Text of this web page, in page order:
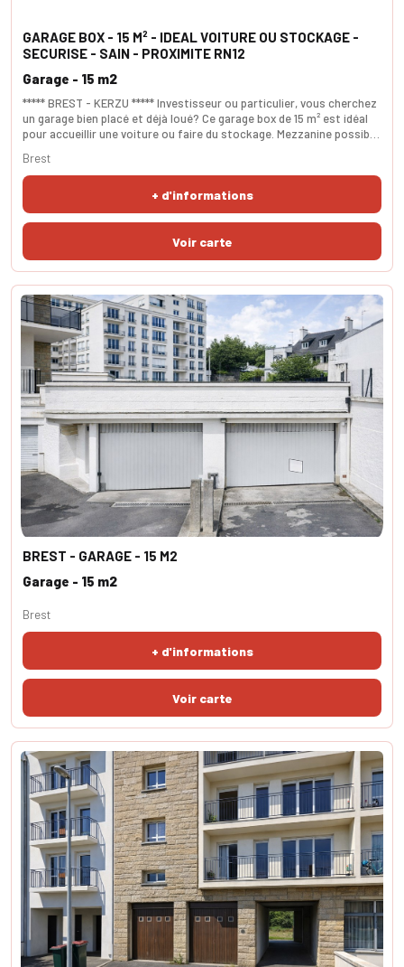
GARAGE BOX - 15 M² - IDEAL VOITURE OU STOCKAGE -
SECURISE - SAIN - PROXIMITE RN12
***** BREST - KERZU ***** Investisseur ou particulier, vous cherchez
un garage bien placé et déjà loué? Ce garage box de 15 m² est idéal
pour accueillir une voiture ou faire du stockage. Mezzanine possible.
SURFACES - utile 15m². Dimension 5,5m par 2,8m.
Garage - 15 m2
+ d'informations
Brest
BREST - GARAGE - 15 M2
Garage - 15 m2
+ d'informations
Brest